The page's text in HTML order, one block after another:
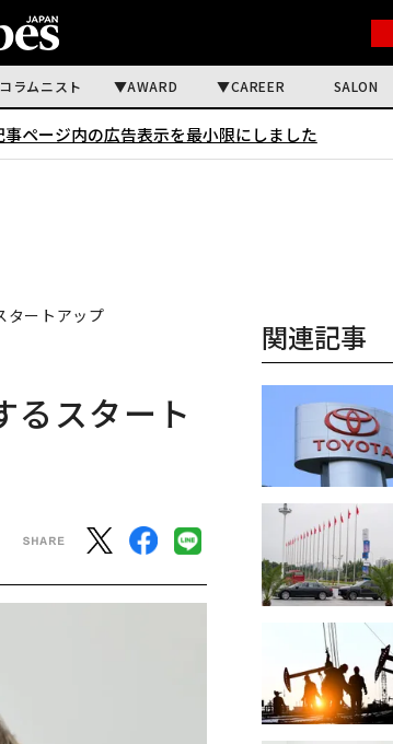
コラムニスト AWARD CAREER SALON
事ページ内の広告表示を最小限にしました
タートアップ
るスタート
関連記事